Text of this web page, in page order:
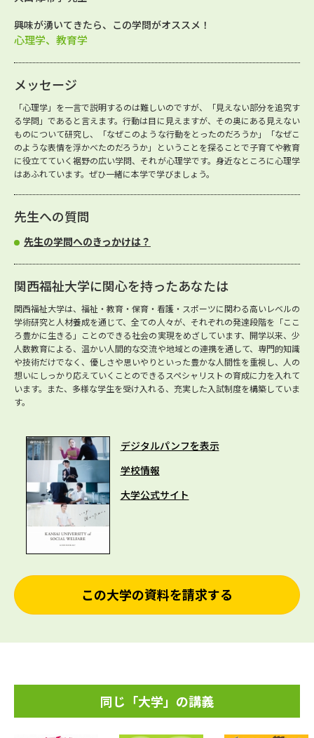
興味が湧いてきたら、この学問がオススメ！
心理学、教育学
メッセージ
「心理学」を一言で説明するのは難しいのですが、「見えない部分を追究す
る学問」であると言えます。行動は目に見えますが、その奥にある見えない
ものについて研究し、「なぜこのような行動をとったのだろうか」「なぜこ
のような表情を浮かべたのだろうか」ということを探ることで子育てや教育
に役立てていく裾野の広い学問、それが心理学です。身近なところに心理学
はあふれています。ぜひ一緒に本学で学びましょう。
先生への質問
先生の学問へのきっかけは？
関西福祉大学に関心を持ったあなたは
関西福祉大学は、福祉・教育・保育・看護・スポーツに関わる高いレベルの
学術研究と人材養成を通じて、全ての人々が、それぞれの発達段階を「ここ
ろ豊かに生きる」ことのできる社会の実現をめざしています、開学以来、少
人数教育による、温かい人間的な交流や地域との連携を通して、専門的知識
や技術だけでなく、優しさや思いやりといった豊かな人間性を重視し、人の
想いにしっかり応えていくことのできるスペシャリストの育成に力を入れて
います。また、多様な学生を受け入れる、充実した入試制度を構築していま
す。
デジタルパンフを表示
学校情報
大学公式サイト
この大学の資料を請求する
同じ「大学」の講義